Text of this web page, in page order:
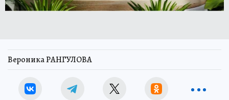
Вероника РАНГУЛОВА